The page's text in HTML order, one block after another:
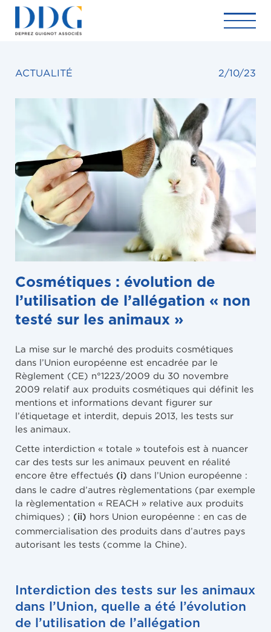
ACTUALITÉ 2/10/23
Cosmétiques : évolution de
l’utilisation de l’allégation « non
testé sur les animaux »
La mise sur le marché des produits cosmétiques
dans l’Union européenne est encadrée par le
Règlement (CE) n°1223/2009 du 30 novembre
2009 relatif aux produits cosmétiques qui définit les
mentions et informations devant figurer sur
l’étiquetage et interdit, depuis 2013, les tests sur
les animaux.
Cette interdiction « totale » toutefois est à nuancer
car des tests sur les animaux peuvent en réalité
encore être effectués (i) dans l’Union européenne :
dans le cadre d’autres règlementations (par exemple
la règlementation « REACH » relative aux produits
chimiques) ; (ii) hors Union européenne : en cas de
commercialisation des produits dans d’autres pays
autorisant les tests (comme la Chine).
Interdiction des tests sur les animaux
dans l’Union, quelle a été l’évolution
de l’utilisation de l’allégation